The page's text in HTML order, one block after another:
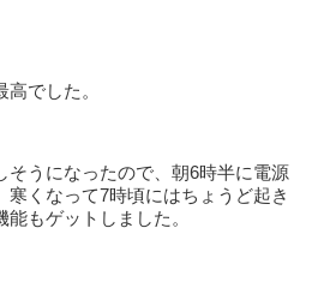
でした。
そうになったので、朝6時半に電源
寒くなって7時頃にはちょうど起き
もゲットしました。